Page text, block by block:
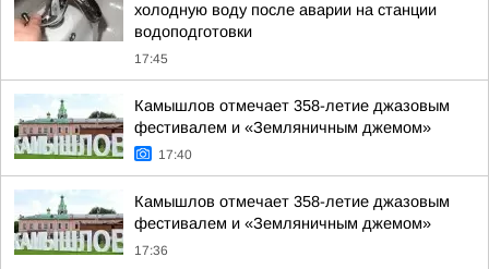
холодную воду после аварии на станции
водоподготовки
17:45
Камышлов отмечает 358-летие джазовым
фестивалем и «Земляничным джемом»
17:40
Камышлов отмечает 358-летие джазовым
фестивалем и «Земляничным джемом»
17:36